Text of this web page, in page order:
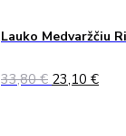
Lauko Medvaržčiu
33,80€ Original
23,10 €